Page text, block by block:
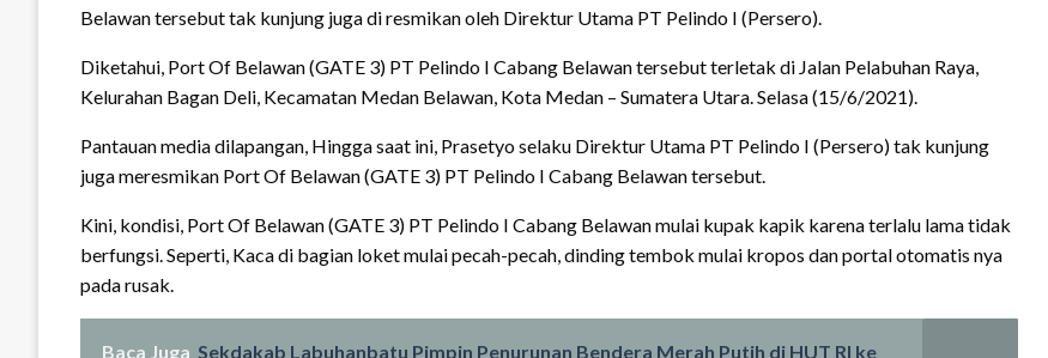
Belawan tersebut tak kunjung juga di resmikan oleh Direktur Utama PT Pelindo I (Persero).
Diketahui, Port Of Belawan (GATE 3) PT Pelindo I Cabang Belawan tersebut terletak di Jalan Pelabuhan Raya,
Kelurahan Bagan Deli, Kecamatan Medan Belawan, Kota Medan – Sumatera Utara. Selasa (15/6/2021).
Pantauan media dilapangan, Hingga saat ini, Prasetyo selaku Direktur Utama PT Pelindo I (Persero) tak kunjung
juga meresmikan Port Of Belawan (GATE 3) PT Pelindo I Cabang Belawan tersebut.
Kini, kondisi, Port Of Belawan (GATE 3) PT Pelindo I Cabang Belawan mulai kupak kapik karena terlalu lama tidak
berfungsi. Seperti, Kaca di bagian loket mulai pecah-pecah, dinding tembok mulai kropos dan portal otomatis nya
pada rusak.
Baca Juga Sekdakab Labuhanbatu Pimpin Penurunan Bendera Merah Putih di HUT RI ke